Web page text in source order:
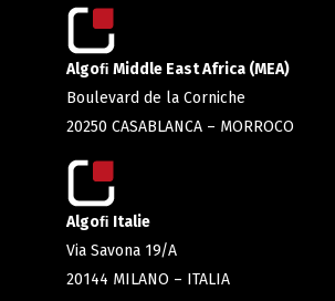
Algoﬁ Middle East Africa (MEA)
Boulevard de la Corniche
20250 CASABLANCA – MORROCO
Algoﬁ Italie
Via Savona 19/A
20144 MILANO – ITALIA